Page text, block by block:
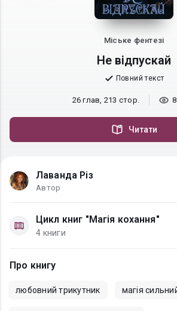
Міське фентезі
Не відпускай
Повний текст
26 глав, 213 стор.
Читати
Лаванда Різ
Автор
Цикл книг "Магія кохання"
4 книги
Про книгу
любовний трикутник магія